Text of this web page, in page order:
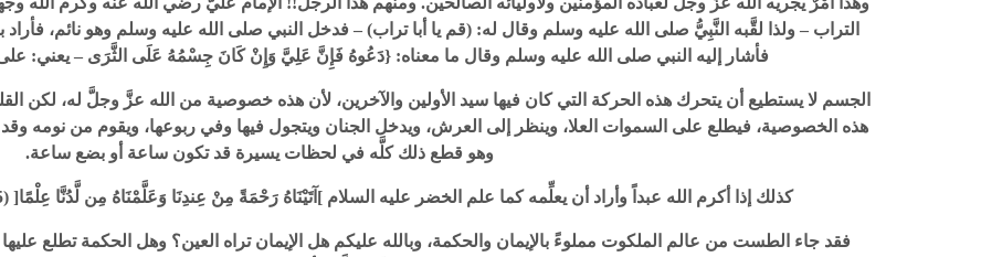
التراب – ولذا لقَّبه النَّبِيُّ صلى الله عليه وسلم وقال له: (قم يا أبا تراب) – فدخل النبي صلى الله عليه وسلم وهو نائم،
فأشار إليه النبي صلى الله عليه وسلم وقال ما معناه: {دَعُوهُ فَإِنَّ عَلِيَّ وَإِنْ كَانَ جِسْمُهُ عَلَى الثَّرَى – يعني: على
الجسم لا يستطيع أن يتحرك هذه الحركة التي كان فيها سيد الأولين والآخرين، لأن هذه خصوصية من الله عزَّ وجلَّ له، لكن
هذه الخصوصية، فيطلع على السموات العلا، وينظر إلى العرش، ويدخل الجنان ويتجول فيها وفي ربوعها، ويقوم من نومه
وهو قطع ذلك كلَّه في لحظات يسيرة قد تكون ساعة أو بضع ساعة.
كذلك إذا أكرم الله عبداً وأراد أن يعلِّمه كما علم الخضر عليه السلام ]آتَيْنَاهُ رَحْمَةً مِنْ عِندِنَا وَعَلَّمْنَاهُ مِن لَّدُنَّا عِلْمًا[ (65الكهف)، يعلِّمه كما علَّم نبيَّكم الكريم.
فقد جاء الطست من عالم الملكوت مملوءً بالإيمان والحكمة، وبالله عليكم هل الإيمان تراه العين؟ وهل الحكمة تطلع